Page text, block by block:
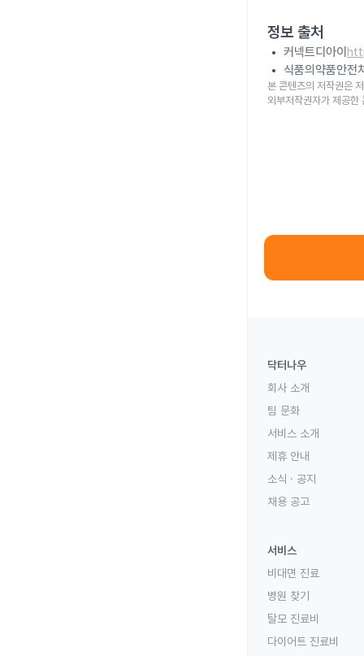
정보 출처
커넥트디아이
식품의약품안전
본 콘텐츠의 저작권은
외부저작권자가 제공한
닥터나우
회사 소개
팀 문화
서비스 소개
제휴 안내
소식 · 공지
채용 공고
서비스
비대면 진료
병원 찾기
탈모 진료비
다이어트 진료비